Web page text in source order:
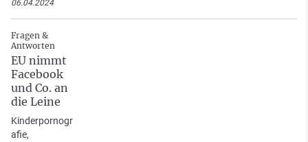
06.04.2024
Fragen &
Antworten
EU nimmt
Facebook
und Co. an
die Leine
Kinderpornogr
afie,